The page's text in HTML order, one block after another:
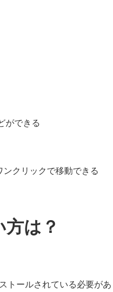
ができる
クリックで移動できる
は？
トールされている必要があ